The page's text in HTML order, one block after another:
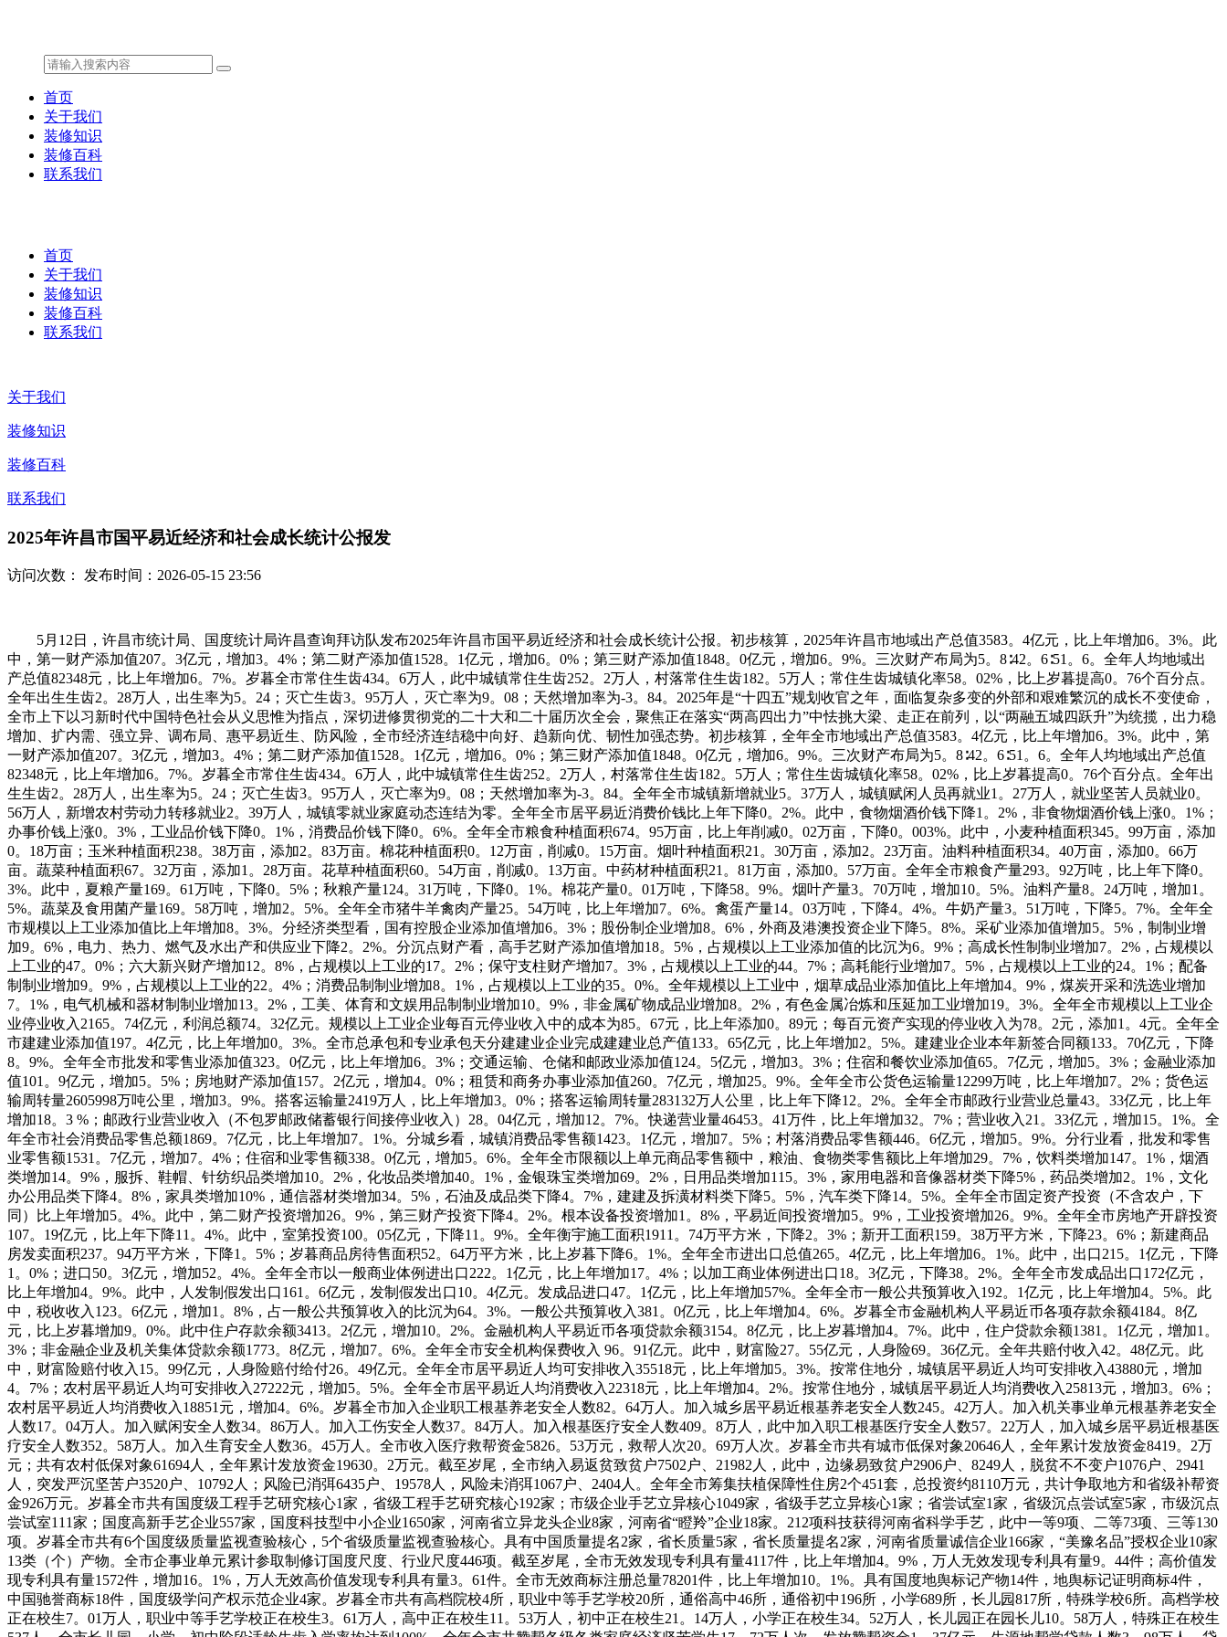
首页
关于我们
装修知识
装修百科
联系我们
首页
关于我们
装修知识
装修百科
联系我们
关于我们
装修知识
装修百科
联系我们
2025年许昌市国平易近经济和社会成长统计公报发
访问次数： 发布时间：2026-05-15 23:56
5月12日，许昌市统计局、国度统计局许昌查询拜访队发布2025年许昌市国平易近经济和社会成长统计公报。初步核算，2025年许昌市地域出产总值3583。4亿元，比上年增加6。3%。此
中，第一财产添加值207。3亿元，增加3。4%；第二财产添加值1528。1亿元，增加6。0%；第三财产添加值1848。0亿元，增加6。9%。三次财产布局为5。8∶42。6∶51。6。全年人均地域出
产总值82348元，比上年增加6。7%。岁暮全市常住生齿434。6万人，此中城镇常住生齿252。2万人，村落常住生齿182。5万人；常住生齿城镇化率58。02%，比上岁暮提高0。76个百分点。
全年出生生齿2。28万人，出生率为5。24；灭亡生齿3。95万人，灭亡率为9。08；天然增加率为-3。84。2025年是“十四五”规划收官之年，面临复杂多变的外部和艰难繁沉的成长不变使命，
全市上下以习新时代中国特色社会从义思惟为指点，深切进修贯彻党的二十大和二十届历次全会，聚焦正在落实“两高四出力”中怯挑大梁、走正在前列，以“两融五城四跃升”为统揽，出力稳
增加、扩内需、强立异、调布局、惠平易近生、防风险，全市经济连结稳中向好、趋新向优、韧性加强态势。初步核算，全年全市地域出产总值3583。4亿元，比上年增加6。3%。此中，第
一财产添加值207。3亿元，增加3。4%；第二财产添加值1528。1亿元，增加6。0%；第三财产添加值1848。0亿元，增加6。9%。三次财产布局为5。8∶42。6∶51。6。全年人均地域出产总值
82348元，比上年增加6。7%。岁暮全市常住生齿434。6万人，此中城镇常住生齿252。2万人，村落常住生齿182。5万人；常住生齿城镇化率58。02%，比上岁暮提高0。76个百分点。全年出
生生齿2。28万人，出生率为5。24；灭亡生齿3。95万人，灭亡率为9。08；天然增加率为-3。84。全年全市城镇新增就业5。37万人，城镇赋闲人员再就业1。27万人，就业坚苦人员就业0。
56万人，新增农村劳动力转移就业2。39万人，城镇零就业家庭动态连结为零。全年全市居平易近消费价钱比上年下降0。2%。此中，食物烟酒价钱下降1。2%，非食物烟酒价钱上涨0。1%；
办事价钱上涨0。3%，工业品价钱下降0。1%，消费品价钱下降0。6%。全年全市粮食种植面积674。95万亩，比上年削减0。02万亩，下降0。003%。此中，小麦种植面积345。99万亩，添加
0。18万亩；玉米种植面积238。38万亩，添加2。83万亩。棉花种植面积0。12万亩，削减0。15万亩。烟叶种植面积21。30万亩，添加2。23万亩。油料种植面积34。40万亩，添加0。66万
亩。蔬菜种植面积67。32万亩，添加1。28万亩。花草种植面积60。54万亩，削减0。13万亩。中药材种植面积21。81万亩，添加0。57万亩。全年全市粮食产量293。92万吨，比上年下降0。
3%。此中，夏粮产量169。61万吨，下降0。5%；秋粮产量124。31万吨，下降0。1%。棉花产量0。01万吨，下降58。9%。烟叶产量3。70万吨，增加10。5%。油料产量8。24万吨，增加1。
5%。蔬菜及食用菌产量169。58万吨，增加2。5%。全年全市猪牛羊禽肉产量25。54万吨，比上年增加7。6%。禽蛋产量14。03万吨，下降4。4%。牛奶产量3。51万吨，下降5。7%。全年全
市规模以上工业添加值比上年增加8。3%。分经济类型看，国有控股企业添加值增加6。3%；股份制企业增加8。6%，外商及港澳投资企业下降5。8%。采矿业添加值增加5。5%，制制业增
加9。6%，电力、热力、燃气及水出产和供应业下降2。2%。分沉点财产看，高手艺财产添加值增加18。5%，占规模以上工业添加值的比沉为6。9%；高成长性制制业增加7。2%，占规模以
上工业的47。0%；六大新兴财产增加12。8%，占规模以上工业的17。2%；保守支柱财产增加7。3%，占规模以上工业的44。7%；高耗能行业增加7。5%，占规模以上工业的24。1%；配备
制制业增加9。9%，占规模以上工业的22。4%；消费品制制业增加8。1%，占规模以上工业的35。0%。全年规模以上工业中，烟草成品业添加值比上年增加4。9%，煤炭开采和洗选业增加
7。1%，电气机械和器材制制业增加13。2%，工美、体育和文娱用品制制业增加10。9%，非金属矿物成品业增加8。2%，有色金属冶炼和压延加工业增加19。3%。全年全市规模以上工业企
业停业收入2165。74亿元，利润总额74。32亿元。规模以上工业企业每百元停业收入中的成本为85。67元，比上年添加0。89元；每百元资产实现的停业收入为78。2元，添加1。4元。全年全
市建建业添加值197。4亿元，比上年增加0。3%。全市总承包和专业承包天分建建业企业完成建建业总产值133。65亿元，比上年增加2。5%。建建业企业本年新签合同额133。70亿元，下降
8。9%。全年全市批发和零售业添加值323。0亿元，比上年增加6。3%；交通运输、仓储和邮政业添加值124。5亿元，增加3。3%；住宿和餐饮业添加值65。7亿元，增加5。3%；金融业添加
值101。9亿元，增加5。5%；房地财产添加值157。2亿元，增加4。0%；租赁和商务办事业添加值260。7亿元，增加25。9%。全年全市公货色运输量12299万吨，比上年增加7。2%；货色运
输周转量2605998万吨公里，增加3。9%。搭客运输量2419万人，比上年增加3。0%；搭客运输周转量283132万人公里，比上年下降12。2%。全年全市邮政行业营业总量43。33亿元，比上年
增加18。3 %；邮政行业营业收入（不包罗邮政储蓄银行间接停业收入）28。04亿元，增加12。7%。快递营业量46453。41万件，比上年增加32。7%；营业收入21。33亿元，增加15。1%。全
年全市社会消费品零售总额1869。7亿元，比上年增加7。1%。分城乡看，城镇消费品零售额1423。1亿元，增加7。5%；村落消费品零售额446。6亿元，增加5。9%。分行业看，批发和零售
业零售额1531。7亿元，增加7。4%；住宿和业零售额338。0亿元，增加5。6%。全年全市限额以上单元商品零售额中，粮油、食物类零售额比上年增加29。7%，饮料类增加147。1%，烟酒
类增加14。9%，服拆、鞋帽、针纺织品类增加10。2%，化妆品类增加40。1%，金银珠宝类增加69。2%，日用品类增加115。3%，家用电器和音像器材类下降5%，药品类增加2。1%，文化
办公用品类下降4。8%，家具类增加10%，通信器材类增加34。5%，石油及成品类下降4。7%，建建及拆潢材料类下降5。5%，汽车类下降14。5%。全年全市固定资产投资（不含农户，下
同）比上年增加5。4%。此中，第二财产投资增加26。9%，第三财产投资下降4。2%。根本设备投资增加1。8%，平易近间投资增加5。9%，工业投资增加26。9%。全年全市房地产开辟投资
107。19亿元，比上年下降11。4%。此中，室第投资100。05亿元，下降11。9%。全年衡宇施工面积1911。74万平方米，下降2。3%；新开工面积159。38万平方米，下降23。6%；新建商品
房发卖面积237。94万平方米，下降1。5%；岁暮商品房待售面积52。64万平方米，比上岁暮下降6。1%。全年全市进出口总值265。4亿元，比上年增加6。1%。此中，出口215。1亿元，下降
1。0%；进口50。3亿元，增加52。4%。全年全市以一般商业体例进出口222。1亿元，比上年增加17。4%；以加工商业体例进出口18。3亿元，下降38。2%。全年全市发成品出口172亿元，
比上年增加4。9%。此中，人发制假发出口161。6亿元，发制假发出口10。4亿元。发成品进口47。1亿元，比上年增加57%。全年全市一般公共预算收入192。1亿元，比上年增加4。5%。此
中，税收收入123。6亿元，增加1。8%，占一般公共预算收入的比沉为64。3%。一般公共预算收入381。0亿元，比上年增加4。6%。岁暮全市金融机构人平易近币各项存款余额4184。8亿
元，比上岁暮增加9。0%。此中住户存款余额3413。2亿元，增加10。2%。金融机构人平易近币各项贷款余额3154。8亿元，比上岁暮增加4。7%。此中，住户贷款余额1381。1亿元，增加1。
3%；非金融企业及机关集体贷款余额1773。8亿元，增加7。6%。全年全市安全机构保费收入 96。91亿元。此中，财富险27。55亿元，人身险69。36亿元。全年共赔付收入42。48亿元。此
中，财富险赔付收入15。99亿元，人身险赔付给付26。49亿元。全年全市居平易近人均可安排收入35518元，比上年增加5。3%。按常住地分，城镇居平易近人均可安排收入43880元，增加
4。7%；农村居平易近人均可安排收入27222元，增加5。5%。全年全市居平易近人均消费收入22318元，比上年增加4。2%。按常住地分，城镇居平易近人均消费收入25813元，增加3。6%；
农村居平易近人均消费收入18851元，增加4。6%。岁暮全市加入企业职工根基养老安全人数82。64万人。加入城乡居平易近根基养老安全人数245。42万人。加入机关事业单元根基养老安全
人数17。04万人。加入赋闲安全人数34。86万人。加入工伤安全人数37。84万人。加入根基医疗安全人数409。8万人，此中加入职工根基医疗安全人数57。22万人，加入城乡居平易近根基医
疗安全人数352。58万人。加入生育安全人数36。45万人。全市收入医疗救帮资金5826。53万元，救帮人次20。69万人次。岁暮全市共有城市低保对象20646人，全年累计发放资金8419。2万
元；共有农村低保对象61694人，全年累计发放资金19630。2万元。截至岁尾，全市纳入易返贫致贫户7502户、21982人，此中，边缘易致贫户2906户、8249人，脱贫不不变户1076户、2941
人，突发严沉坚苦户3520户、10792人；风险已消弭6435户、19578人，风险未消弭1067户、2404人。全年全市筹集扶植保障性住房2个451套，总投资约8110万元，共计争取地方和省级补帮资
金926万元。岁暮全市共有国度级工程手艺研究核心1家，省级工程手艺研究核心192家；市级企业手艺立异核心1049家，省级手艺立异核心1家；省尝试室1家，省级沉点尝试室5家，市级沉点
尝试室111家；国度高新手艺企业557家，国度科技型中小企业1650家，河南省立异龙头企业8家，河南省“瞪羚”企业18家。212项科技获得河南省科学手艺，此中一等9项、二等73项、三等130
项。岁暮全市共有6个国度级质量监视查验核心，5个省级质量监视查验核心。具有中国质量提名2家，省长质量5家，省长质量提名2家，河南省质量诚信企业166家，“美豫名品”授权企业10家
13类（个）产物。全市企事业单元累计参取制修订国度尺度、行业尺度446项。截至岁尾，全市无效发现专利具有量4117件，比上年增加4。9%，万人无效发现专利具有量9。44件；高价值发
现专利具有量1572件，增加16。1%，万人无效高价值发现专利具有量3。61件。全市无效商标注册总量78201件，比上年增加10。1%。具有国度地舆标记产物14件，地舆标记证明商标4件，
中国驰誉商标18件，国度级学问产权示范企业4家。岁暮全市共有高档院校4所，职业中等手艺学校20所，通俗高中46所，通俗初中196所，小学689所，长儿园817所，特殊学校6所。高档学校
正在校生7。01万人，职业中等手艺学校正在校生3。61万人，高中正在校生11。53万人，初中正在校生21。14万人，小学正在校生34。52万人，长儿园正在园长儿10。58万人，特殊正在校生